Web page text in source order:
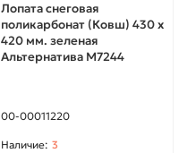
Лопата снеговая
поликарбонат (Ковш) 430 х
420 мм. зеленая
Альтернатива М7244
00-00011220
3